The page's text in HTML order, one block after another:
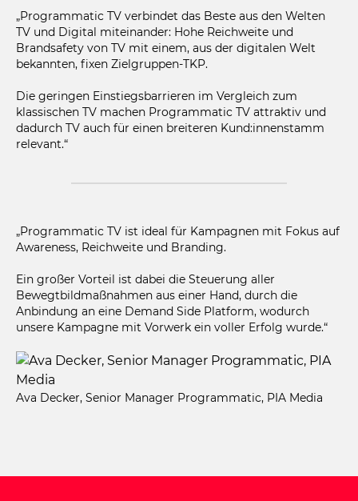
„Programmatic TV verbindet das Beste aus den Welten
TV und Digital miteinander: Hohe Reichweite und
Brandsafety von TV mit einem, aus der digitalen Welt
bekannten, fixen Zielgruppen-TKP.
Die geringen Einstiegsbarrieren im Vergleich zum
klassischen TV machen Programmatic TV attraktiv und
dadurch TV auch für einen breiteren Kund:innenstamm
relevant.“
„Programmatic TV ist ideal für Kampagnen mit Fokus auf
Awareness, Reichweite und Branding.
Ein großer Vorteil ist dabei die Steuerung aller
Bewegtbildmaßnahmen aus einer Hand, durch die
Anbindung an eine Demand Side Platform, wodurch
unsere Kampagne mit Vorwerk ein voller Erfolg wurde.“
Ava Decker, Senior Manager Programmatic, PIA Media